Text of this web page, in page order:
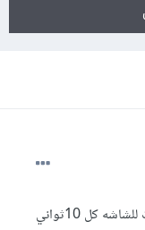
كيف اقوم بعمل timer للانتقال بين 3 خلفيات للشاشه كل 10ثواني